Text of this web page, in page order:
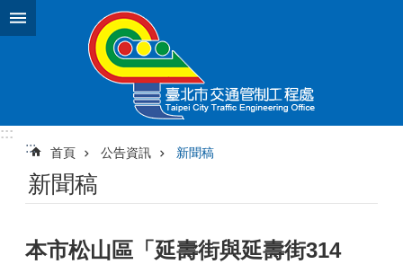
跳到主要內容區塊
:::
:::
首頁 公告資訊 新聞稿
新聞稿
本市松山區「延壽街與延壽街314